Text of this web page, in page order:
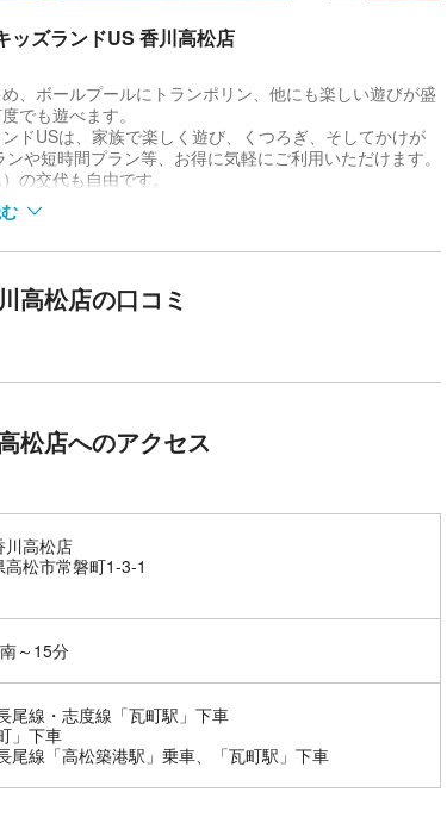
ッズランドUS 香川高松店
、ボールプールにトランポリン、他にも楽しい遊びが盛
でも遊べます。
ドUSは、家族で楽しく遊び、くつろぎ、そしてかけが
や短時間プラン等、お得に気軽にご利用いただけます。
の交代も自由です。
っくり遊べる全天候型屋内遊園地。幼児、小学生のお子
高松店の口コミ
松店へのアクセス
川高松店
松市常磐町1-3-1
～15分
尾線・志度線「瓦町駅」下車
」下車
尾線「高松築港駅」乗車、「瓦町駅」下車